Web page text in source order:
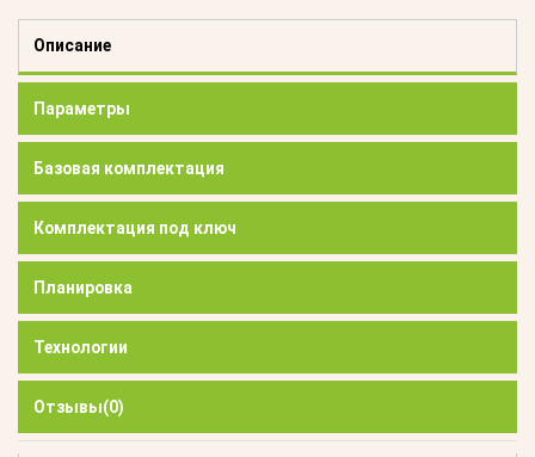
Описание
Параметры
Базовая комплектация
Комплектация под ключ
Планировка
Технологии
Отзывы(0)